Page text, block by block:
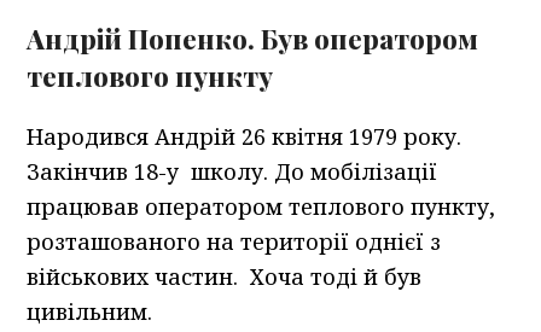
Андрій Попенко. Був оператором
теплового пункту
Народився Андрій 26 квітня 1979 року.
Закінчив 18-у школу. До мобілізації
працював оператором теплового пункту,
розташованого на території однієї з
військових частин. Хоча тоді й був
цивільним.